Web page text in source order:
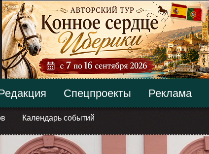
Календарь событий
Спецпроекты Реклама